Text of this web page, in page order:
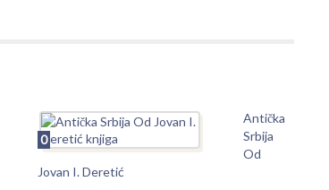
0
Antička
Srbija
Od
Jovan I. Deretić